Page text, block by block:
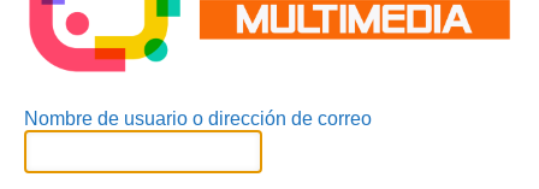
Nombre de usuario o dirección de correo